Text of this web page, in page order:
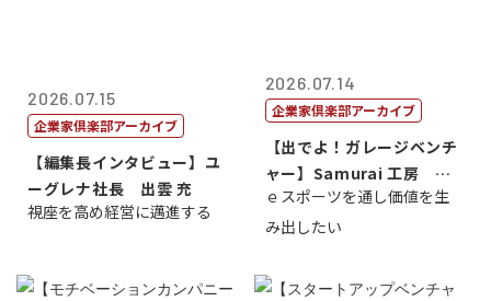
2026.07.15
企業家倶楽部アーカイブ
【編集長インタビュー】ユ
ーグレナ社長 出雲 充
視座を高め経営に邁進する
2026.07.14
企業家倶楽部アーカイブ
【出でよ！ガレージベンチ
ャー】Samurai 工房 代
表取締...
ｅスポーツを通し価値を生
み出したい